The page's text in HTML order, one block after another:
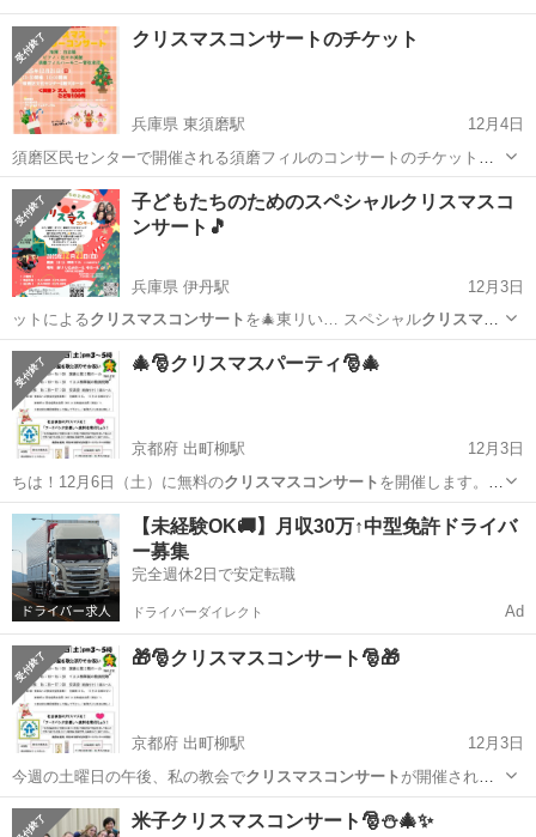
クリスマスコンサートのチケット
兵庫県 東須磨駅
12月4日
須磨区民センターで開催される須磨フィルのコンサートのチケットで
す。毎年楽しみにしていてチケットを早めに購入しましたが他の予定
が入ってしまったため、お譲りしたいと思います。チケットはもう完
売してしまったようなので、購入できなか...
兵庫 神戸市 東須磨駅 コンサート/ショー
クリスマスコンサート
子どもたちのためのスペシャルクリスマスコ
ンサート🎵
兵庫県 伊丹駅
12月3日
ットによるクリスマスコンサート を🎄東リい… スペシャルクリスマス
コンサート
🎵 …
兵庫 伊丹市 伊丹駅 コンサート/ショー
クリスマスコンサート
🎄🎅クリスマスパーティ🎅🎄
京都府 出町柳駅
12月3日
ちは！12月6日（土）に無料のクリスマスコンサート を開催します。午
後3時から5時…
京都 京都市 出町柳駅 パーティー 会場
【未経験OK🚚】月収30万↑中型免許ドライバ
ー募集
完全週休2日で安定転職
ドライバーダイレクト Ad
🎁🎅クリスマスコンサート🎅🎁
京都府 出町柳駅
12月3日
今週の土曜日の午後、私の教会でクリスマスコンサート が開催されま
す。1時間の演奏で…
京都 京都市 出町柳駅 パーティー
米子クリスマスコンサート🎅⛄🎄✨